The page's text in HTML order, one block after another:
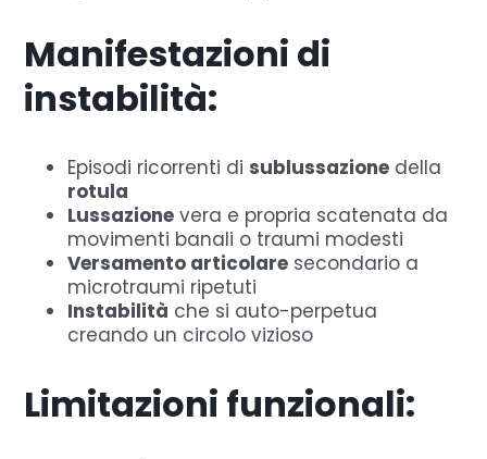
Manifestazioni di
instabilità:
Episodi ricorrenti disublussazione della
rotula
Lussazione vera e propria scatenata da
movimenti banali o traumi modesti
Versamento articolare secondario a
microtraumi ripetuti
Instabilità che si auto-perpetua
creando un circolo vizioso
Limitazioni funzionali: